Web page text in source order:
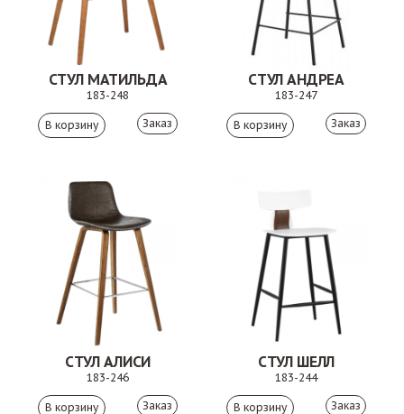
СТУЛ МАТИЛЬДА
183-248
Заказ
СТУЛ АНДРЕА
183-247
Заказ
СТУЛ АЛИСИ
183-246
Заказ
СТУЛ ШЕЛЛ
183-244
Заказ